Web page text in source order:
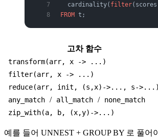
  cardinality(
filter
FROM t;
고차 함수
transform(arr, x -> ...)
filter(arr, x -> ...)
reduce(arr, init, (s,x)->..., s->...)
any_match / all_match / none_match
zip_with(a, b, (x,y)->...)
예를 들어 UNNEST + GROUP BY 로 풀어